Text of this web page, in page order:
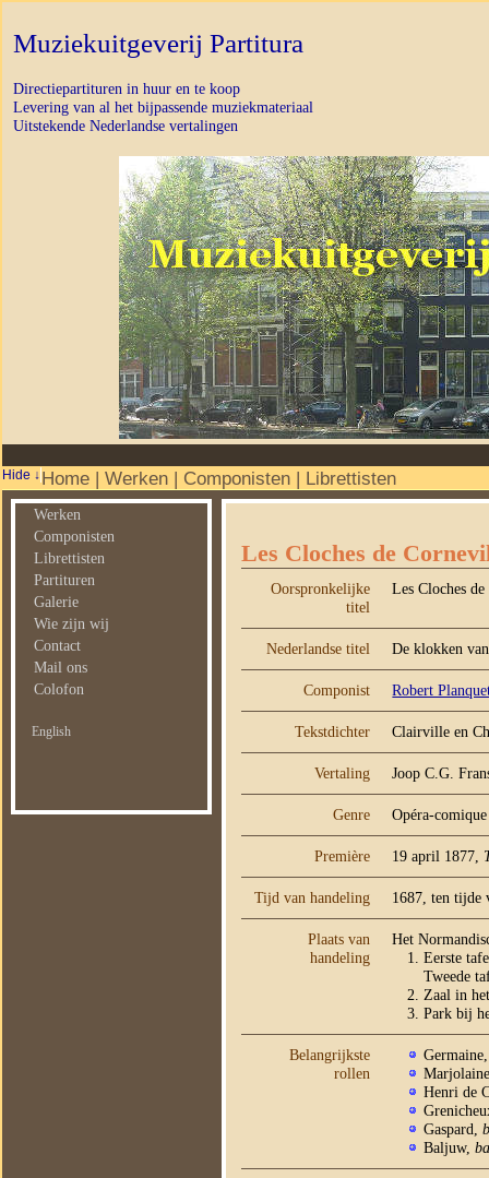
Muziekuitgeverij Partitura
Directiepartituren in huur en te koop
Levering van al het bijpassende muziekmateriaal
Uitstekende Nederlandse vertalingen
Home | Werken | Componisten | Librettisten
Werken
Componisten
Librettisten
Partituren
Galerie
Wie zijn wij
Contact
Mail ons
Colofon
English
Les Cloches de
Oorspronkelijke
titel
Les Cloches
Nederlandse titel De klokken
Componist Robert
Tekstdichter Clairville en
Vertaling Joop C.G.
Genre Opéra-
Première 19 april 1877,
Tijd van handeling 1687, ten tijde
Plaats van
handeling
Het
Eerste
Tweede
Zaal in
Park bij
Belangrijkste
rollen
Henri de
Gaspard,
Baljuw,